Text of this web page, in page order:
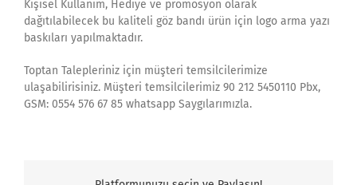
Kişisel Kullanım, Hediye ve promosyon olarak
dağıtılabilecek bu kaliteli göz bandı ürün için logo arma yazı
baskıları yapılmaktadır.
Toptan Talepleriniz için müşteri temsilcilerimize
ulaşabilirisiniz. Müşteri temsilcilerimiz 90 212 5450110 Pbx,
GSM: 0554 576 67 85 whatsapp Saygılarımızla.